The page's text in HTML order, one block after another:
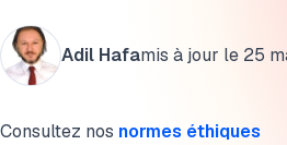
Adil Hafamis à jour le 25
Consultez nos normes éthiques
Pour aller plus loin